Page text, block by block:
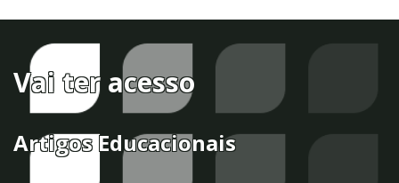
Vai ter acesso
Artigos Educacionais